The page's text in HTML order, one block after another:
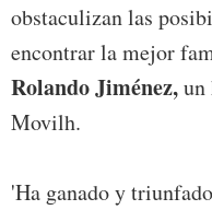
obstaculizan las
encontrar la mejor
Rolando Jiménez,un
Movilh.
'Ha ganado y